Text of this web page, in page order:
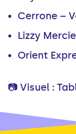
Cerrone –
Lizzy
Orient
📷 Visuel :